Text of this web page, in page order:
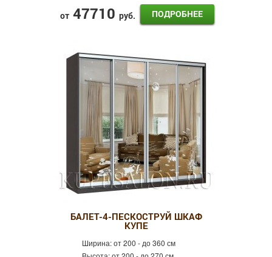
от 47710 руб. ПОДРОБНЕЕ
БАЛЕТ-4-ПЕСКОСТРУЙ ШКАФ
КУПЕ
Ширина:от 200 - до 360 см